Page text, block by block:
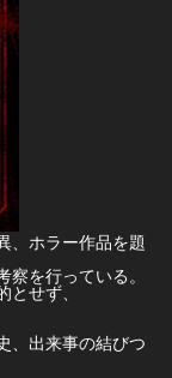
、ホラー作品を題
を行っている。
とせず、
、出来事の結びつ